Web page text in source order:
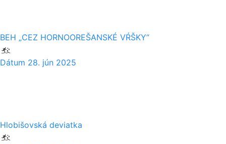
BEH „CEZ HORNOOREŠANSKÉ VŔŠKY“
Dátum 28. jún 2025
Hlobišovská deviatka